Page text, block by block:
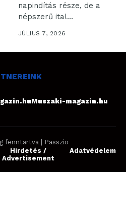
napindítás része, de a
népszerű ital
karakteres...
JÚLIUS 7, 2026
Muszaki-magazin.hu
fenntartva | Passzio
Hirdetés /
Advertisement
Adatvédelem